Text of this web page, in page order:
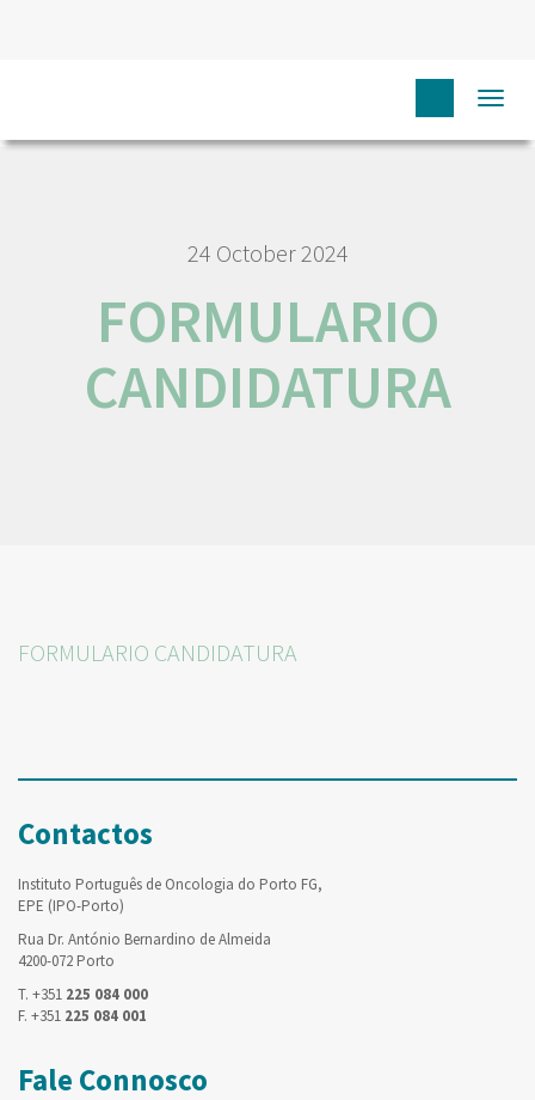
24 October 2024
FORMULARIO
CANDIDATURA
FORMULARIO CANDIDATURA
Contactos
Instituto Português de Oncologia do Porto FG,
EPE (IPO-Porto)
Rua Dr. António Bernardino de Almeida
4200-072 Porto
T. +351 225 084 000
F. +351 225 084 001
Fale Connosco